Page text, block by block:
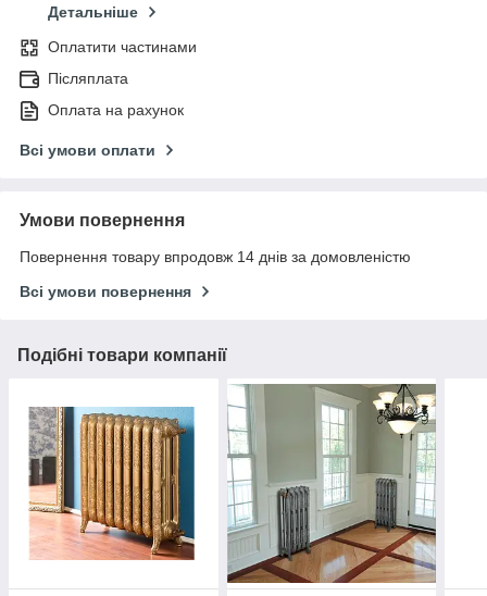
Детальніше
Оплатити частинами
Післяплата
Оплата на рахунок
Всі умови оплати
Умови повернення
Повернення товару впродовж 14 днів за домовленістю
Всі умови повернення
Подібні товари компанії